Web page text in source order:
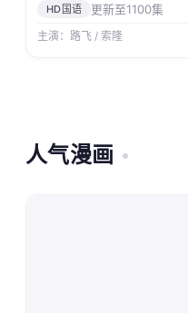
HD国语 更新至1100集
主演：路飞 / 索隆
人气漫画